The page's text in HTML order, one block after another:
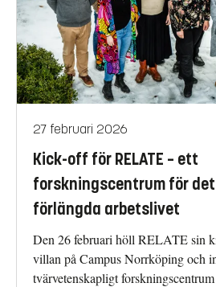
27 februari 2026
Kick-off för RELATE – ett
forskningscentrum för
förlängda arbetslivet
Den 26 februari höll RELATE sin
villan på Campus Norrköping och
tvärvetenskapligt